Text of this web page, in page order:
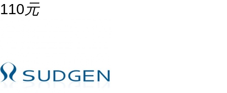
110元